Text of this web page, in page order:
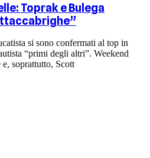
Toprak e Bulega
si sono confermati al top in
“primi degli altri”. Weekend
soprattutto, Scott